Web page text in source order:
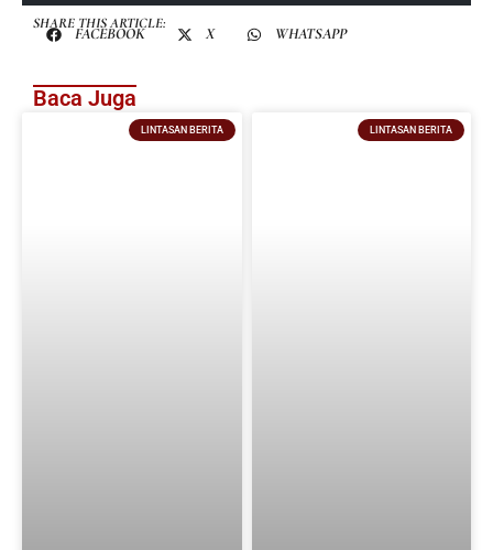
SHARE THIS ARTICLE:
FACEBOOK X WHATSAPP
Baca Juga
LINTASAN BERITA LINTASAN BERITA